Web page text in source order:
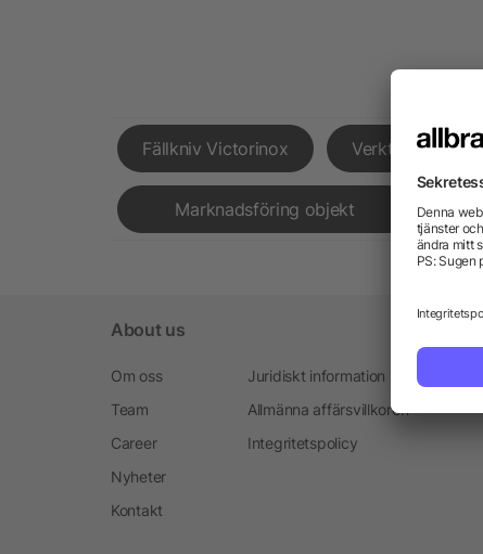
Fällkniv Victorinox Verktygslådor
Marknadsföring objekt
About us
Om oss
Team
Career
Nyheter
Kontakt
Juridiskt information
Allmänna affärsvillkoren
Integritetspolicy